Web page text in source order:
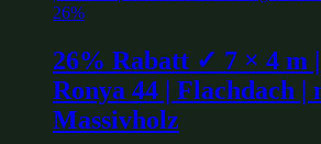
26%
26% Rabatt ✓ 7 × 4 m
Ronya 44 | Flachdach |
Massivholz